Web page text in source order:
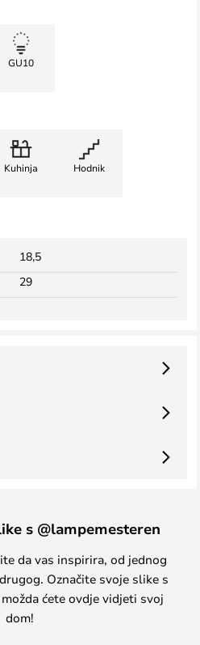
GU10
Kuhinja Hodnik
18,5
29
s @lampemesteren
da vas inspirira, od jednog
Označite svoje slike s
ćete ovdje vidjeti svoj
dom!